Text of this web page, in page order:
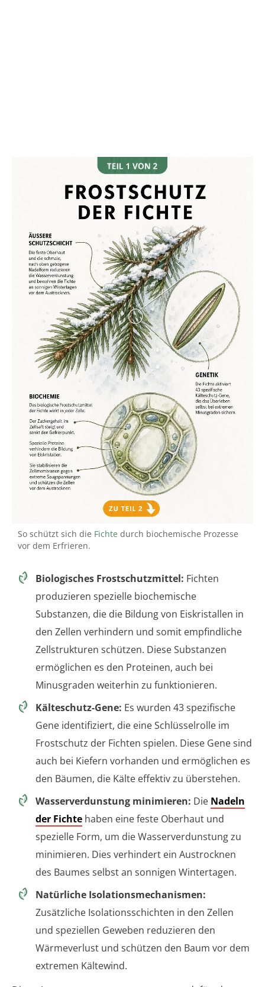
So schützt sich die Fichte durch biochemische Prozesse
vor dem Erfrieren.
Biologisches Frostschutzmittel: Fichten
produzieren spezielle biochemische
Substanzen, die die Bildung von Eiskristallen in
den Zellen verhindern und somit empfindliche
Zellstrukturen schützen. Diese Substanzen
ermöglichen es den Proteinen, auch bei
Minusgraden weiterhin zu funktionieren.
Kälteschutz-Gene: Es wurden 43 spezifische
Gene identifiziert, die eine Schlüsselrolle im
Frostschutz der Fichten spielen. Diese Gene sind
auch bei Kiefern vorhanden und ermöglichen es
den Bäumen, die Kälte effektiv zu überstehen.
Wasserverdunstung minimieren: Die Nadeln
der Fichte haben eine feste Oberhaut und
spezielle Form, um die Wasserverdunstung zu
minimieren. Dies verhindert ein Austrocknen
des Baumes selbst an sonnigen Wintertagen.
Natürliche Isolationsmechanismen:
Zusätzliche Isolationsschichten in den Zellen
und speziellen Geweben reduzieren den
Wärmeverlust und schützen den Baum vor dem
extremen Kältewind.